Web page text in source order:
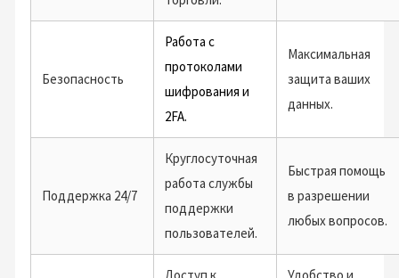
Безопасность
Работа с
протоколами
шифрования и
2FA.
Максимальная
защита ваших
данных.
Поддержка 24/7
Круглосуточная
работа службы
поддержки
пользователей.
Быстрая помощь
в разрешении
любых вопросов.